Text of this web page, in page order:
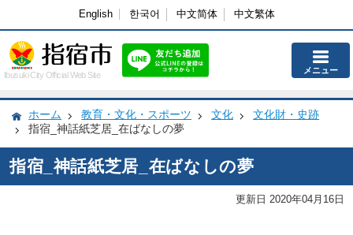
English 한국어 中文简体 中文繁体
Ibusuki City Official Web Site メニュー
ホーム 教育・文化・スポーツ 文化
文化財・史跡
指宿_神話紙芝居_在ばなしの夢
指宿_神話紙芝居_在ばなしの夢
更新日 2020年04月16日